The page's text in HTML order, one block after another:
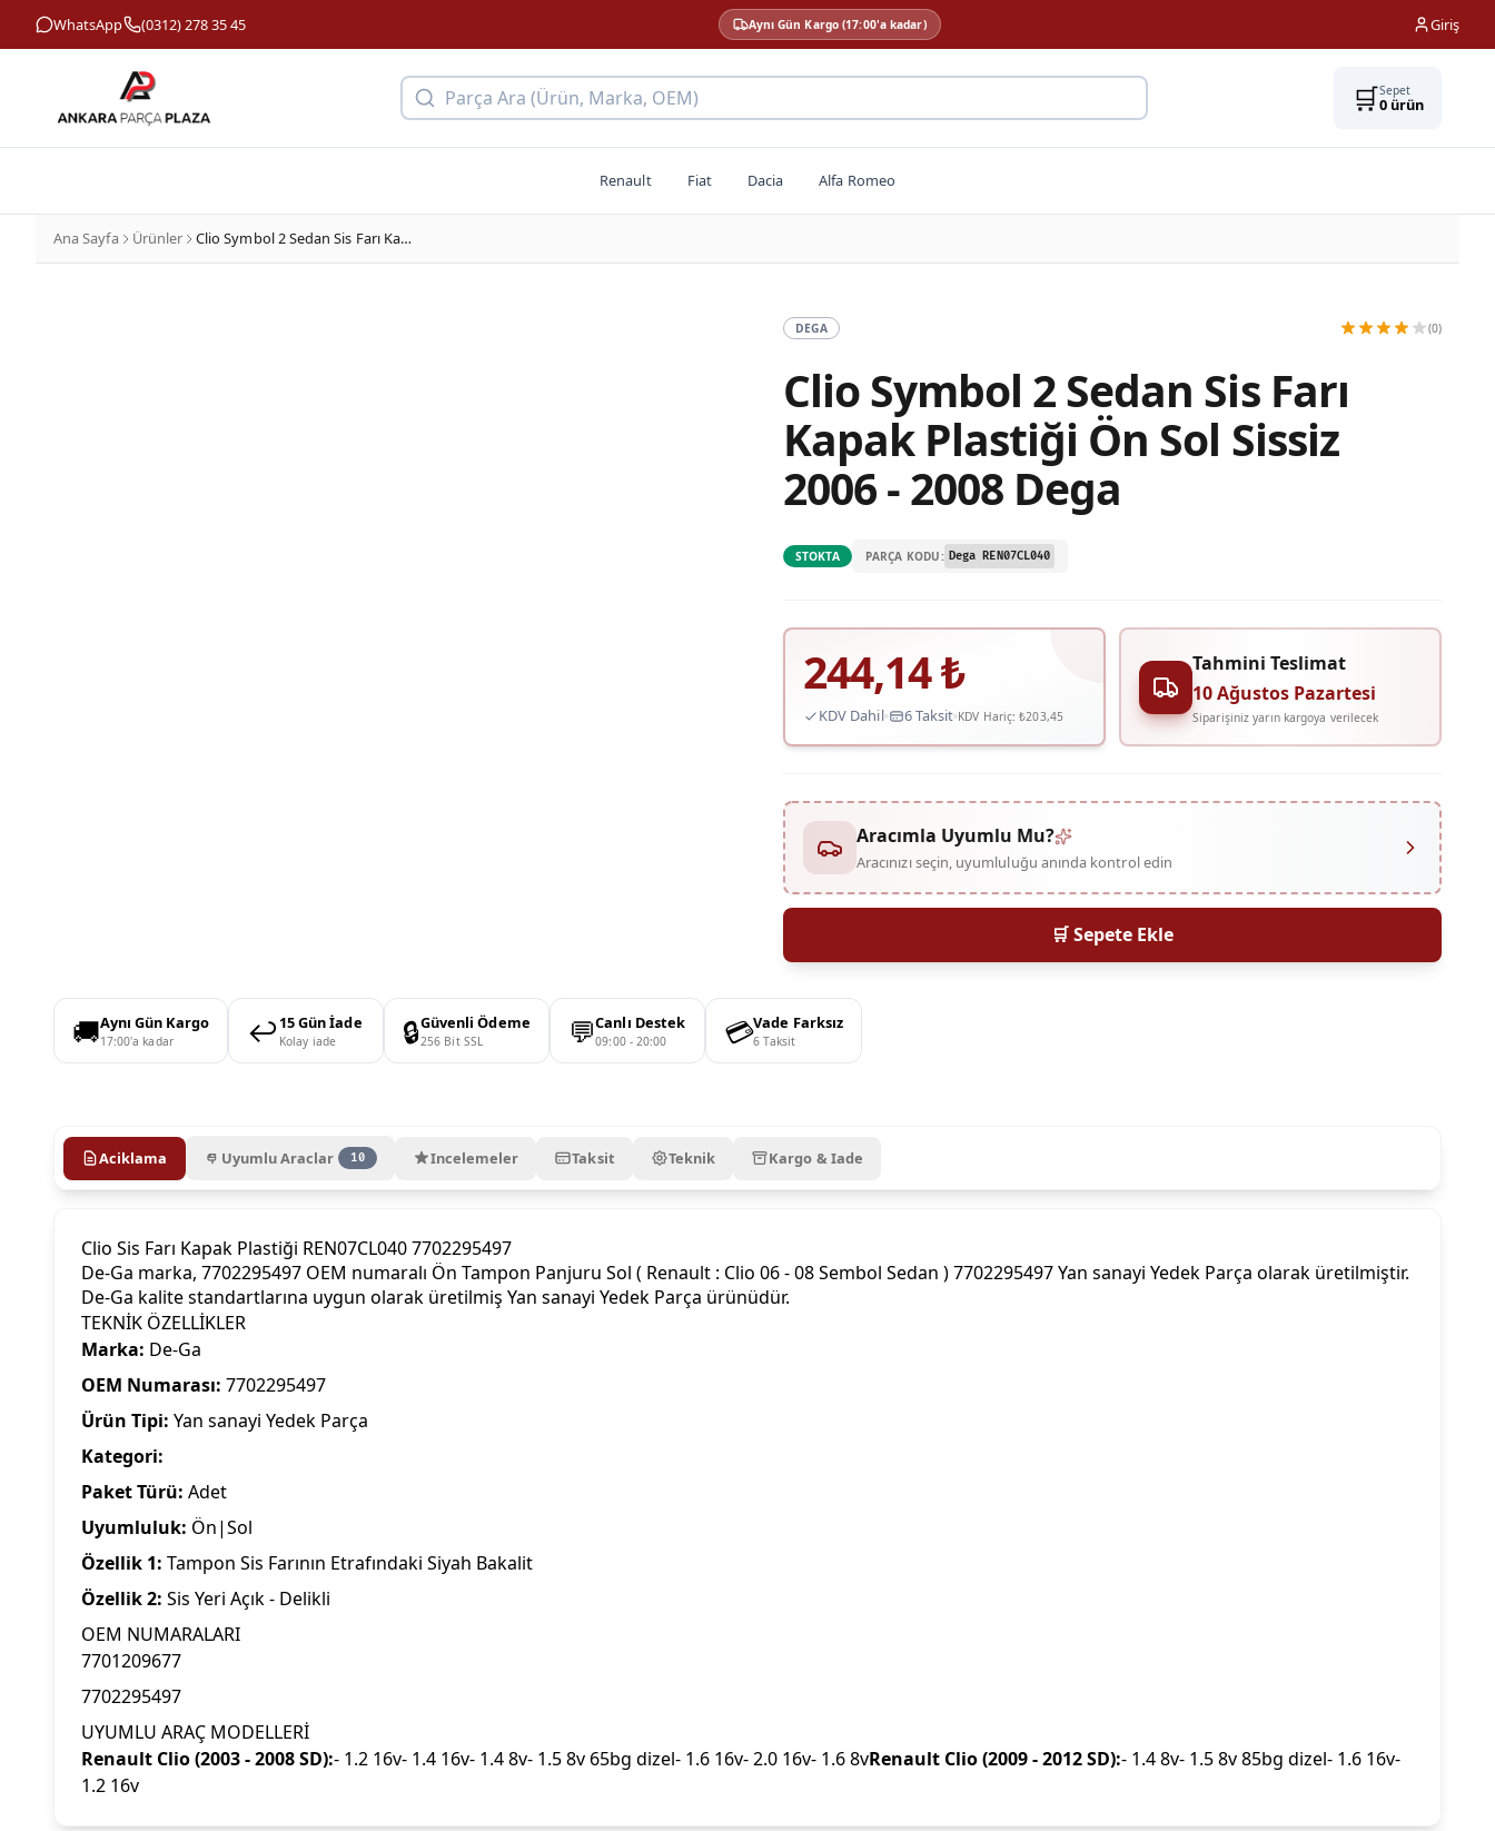
WhatsApp (0312) 278 35 45 Aynı Gün Kargo (17:00'a kadar) Giriş
Parça Ara (Ürün, Marka, OEM) 🛒Sepet
0ürün
Renault Fiat Dacia Alfa Romeo
Ana Sayfa Ürünler Clio Symbol 2 Sedan Sis Farı Kapak Plastiği Ön Sol Sissiz 2006 - 2008 Dega
DEGA (0)
Clio Symbol 2 Sedan Sis Farı
Kapak Plastiği Ön Sol Sissiz
2006 - 2008 Dega
STOKTA PARÇA KODU: Dega REN07CL040
244,14₺
KDV Dahil 6 Taksit KDV Hariç:₺203,45
Tahmini Teslimat
10 Ağustos Pazartesi
Siparişiniz yarın kargoya verilecek
Aracımla Uyumlu Mu?
Aracınızı seçin, uyumluluğu anında kontrol edin
🛒 Sepete Ekle
🚚Aynı Gün Kargo
17:00'a kadar ↩️ 15 Gün İade
Kolay iade 🔒Güvenli Ödeme
256 Bit SSL 💬Canlı Destek
09:00 - 20:00 💳Vade Farksız
6 Taksit
Aciklama Uyumlu Araclar 10 Incelemeler Taksit Teknik Kargo & Iade
Clio Sis Farı Kapak Plastiği REN07CL040 7702295497
De-Ga marka, 7702295497 OEM numaralı Ön Tampon Panjuru Sol ( Renault : Clio 06 - 08 Sembol Sedan ) 7702295497 Yan sanayi Yedek Parça olarak üretilmiştir.
De-Ga kalite standartlarına uygun olarak üretilmiş Yan sanayi Yedek Parça ürünüdür.
TEKNİK ÖZELLİKLER
Marka: De-Ga
OEM Numarası: 7702295497
Ürün Tipi: Yan sanayi Yedek Parça
Kategori:
Paket Türü: Adet
Uyumluluk: Ön|Sol
Özellik 1: Tampon Sis Farının Etrafındaki Siyah Bakalit
Özellik 2: Sis Yeri Açık - Delikli
OEM NUMARALARI
7701209677
7702295497
UYUMLU ARAÇ MODELLERİ
Renault Clio (2003 - 2008 SD):- 1.2 16v- 1.4 16v- 1.4 8v- 1.5 8v 65bg dizel- 1.6 16v- 2.0 16v- 1.6 8vRenault Clio (2009 - 2012 SD):- 1.4 8v- 1.5 8v 85bg dizel- 1.6 16v-
1.2 16v